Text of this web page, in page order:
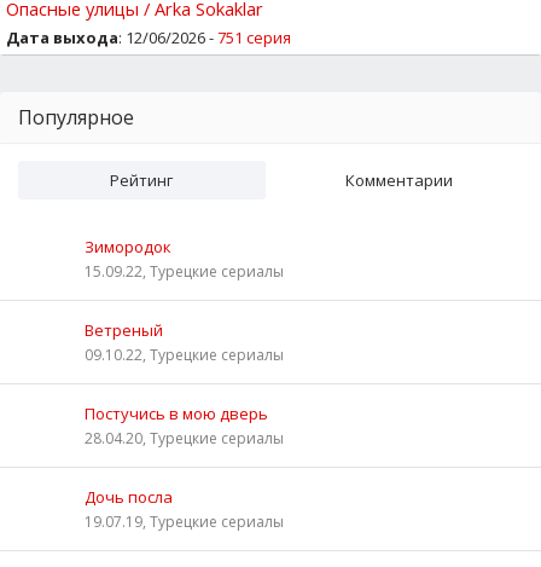
Опасные улицы / Arka Sokaklar
Дата выхода: 12/06/2026 -751 серия
Популярное
Рейтинг Комментарии
Зимородок
15.09.22, Турецкие сериалы
Ветреный
09.10.22, Турецкие сериалы
Постучись в мою дверь
28.04.20, Турецкие сериалы
Дочь посла
19.07.19, Турецкие сериалы